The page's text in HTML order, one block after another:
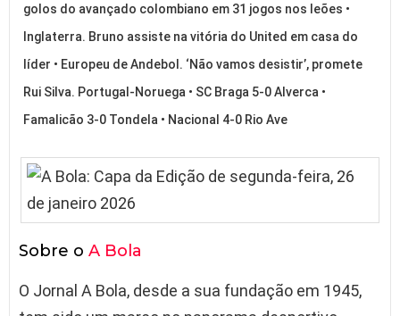
golos do avançado colombiano em 31 jogos nos leões •
Inglaterra. Bruno assiste na vitória do United em casa do
líder • Europeu de Andebol. ‘Não vamos desistir’, promete
Rui Silva. Portugal-Noruega • SC Braga 5-0 Alverca •
Famalicão 3-0 Tondela • Nacional 4-0 Rio Ave
Sobre o A Bola
O Jornal A Bola, desde a sua fundação em 1945,